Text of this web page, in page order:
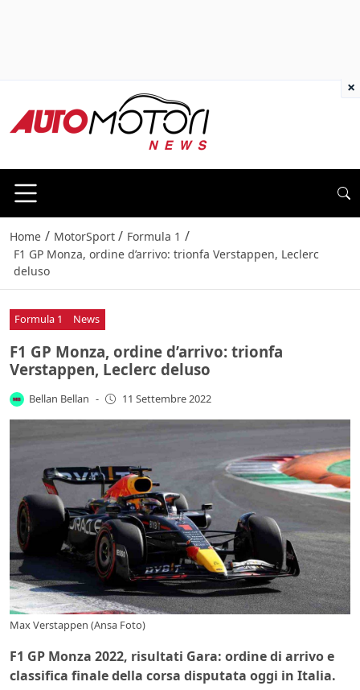
Home / MotorSport / Formula 1 /
F1 GP Monza, ordine d’arrivo: trionfa Verstappen, Leclerc
deluso
Formula 1 News
F1 GP Monza, ordine d’arrivo: trionfa
Verstappen, Leclerc deluso
Bellan Bellan - 11 Settembre 2022
Max Verstappen (Ansa Foto)
F1 GP Monza 2022, risultati Gara: ordine di arrivo e
classifica finale della corsa disputata oggi in Italia.
×